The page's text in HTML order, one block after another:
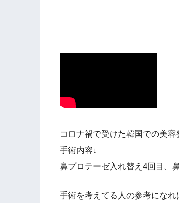
コロナ禍で受けた韓国での美容
手術内容↓
鼻プロテーゼ入れ替え4回目、
手術を考えてる人の参考にな